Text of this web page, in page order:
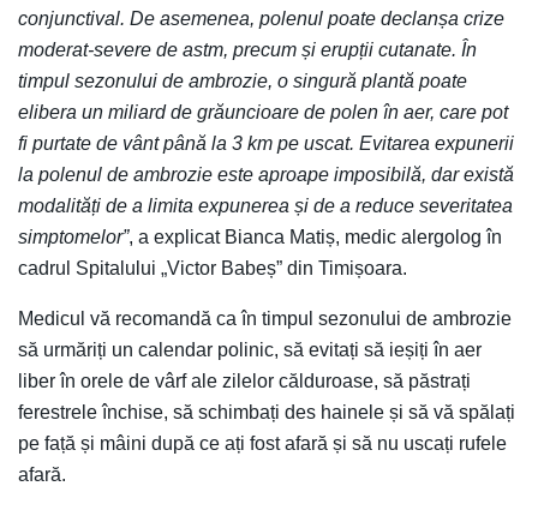
conjunctival. De asemenea, polenul poate declanșa crize
moderat-severe de astm, precum și erupții cutanate. În
timpul sezonului de ambrozie, o singură plantă poate
elibera un miliard de grăuncioare de polen în aer, care pot
fi purtate de vânt până la 3 km pe uscat. Evitarea expunerii
la polenul de ambrozie este aproape imposibilă, dar există
modalități de a limita expunerea și de a reduce severitatea
simptomelor”, a explicat Bianca Matiș, medic alergolog în
cadrul Spitalului „Victor Babeș” din Timișoara.
Medicul vă recomandă ca în timpul sezonului de ambrozie
să urmăriți un calendar polinic, să evitați să ieșiți în aer
liber în orele de vârf ale zilelor călduroase, să păstrați
ferestrele închise, să schimbați des hainele și să vă spălați
pe față și mâini după ce ați fost afară și să nu uscați rufele
afară.